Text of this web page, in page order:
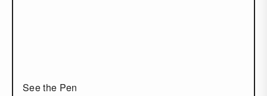
See the Pen